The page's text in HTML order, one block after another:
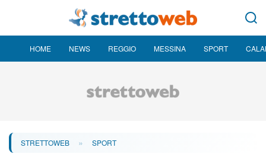
HOME NEWS REGGIO MESSINA SPORT
STRETTOWEB » SPORT